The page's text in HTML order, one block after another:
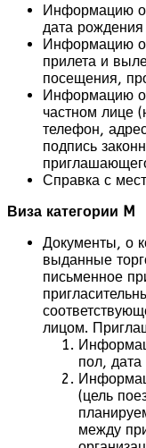
Информацию о
дата рождения
Информацию о
прилета и
посещения,
Информацию о
частном лице
телефон,
подпись
Справка с
Виза категории M
Документы, о
выданные
письменное
лицом.
пол,
(цель
между